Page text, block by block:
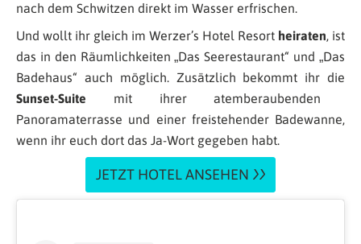
nach dem Schwitzen direkt im Wasser erfrischen.
Und wollt ihr gleich im Werzer’s Hotel Resort heiraten, ist
das in den Räumlichkeiten „Das Seerestaurant“ und „Das
Badehaus“ auch möglich. Zusätzlich bekommt ihr die
Sunset-Suite mit ihrer atemberaubenden
Panoramaterrasse und einer freistehender Badewanne,
wenn ihr euch dort das Ja-Wort gegeben habt.
JETZT HOTEL ANSEHEN